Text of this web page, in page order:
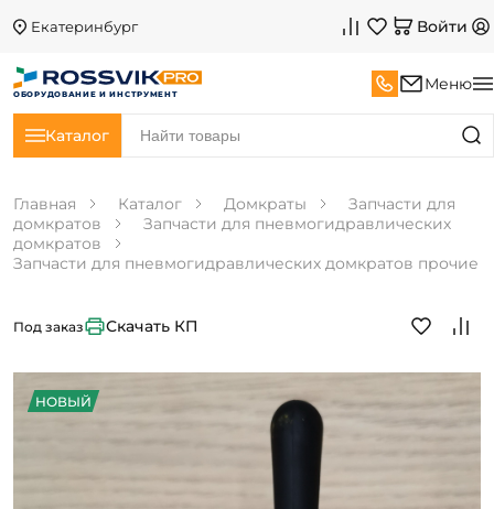
Екатеринбург Войти
ОБОРУДОВАНИЕ И ИНСТРУМЕНТ
Меню
Каталог
Главная Каталог Домкраты
Запчасти для
домкратов
Запчасти для пневмогидравлических
домкратов
Запчасти для пневмогидравлических домкратов прочие
НОВЫЙ
Под заказ Скачать КП